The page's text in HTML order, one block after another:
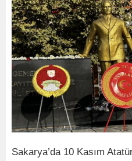
Sakarya’da 10 Kasım